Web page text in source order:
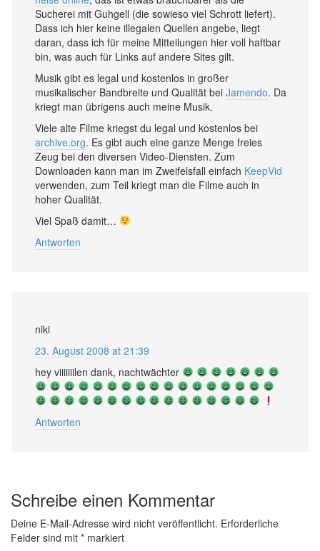
Sucherei mit Guhgell (die sowieso viel Schrott liefert).
Dass ich hier keine illegalen Quellen angebe, liegt
daran, dass ich für meine Mitteilungen hier voll haftbar
bin, was auch für Links auf andere Sites gilt.
Musik gibt es legal und kostenlos in großer
musikalischer Bandbreite und Qualität bei Jamendo. Da
kriegt man übrigens auch meine Musik.
Viele alte Filme kriegst du legal und kostenlos bei
archive.org. Es gibt auch eine ganze Menge freies
Zeug bei den diversen Video-Diensten. Zum
Downloaden kann man im Zweifelsfall einfach KeepVid
verwenden, zum Teil kriegt man die Filme auch in
hoher Qualität.
Viel Spaß damit…
Antworten
niki
23. August 2008 at 21:39
hey viiiiiiilen dank, nachtwächter
Antworten
Schreibe einen Kommentar
Deine E-Mail-Adresse wird nicht veröffentlicht. Erforderliche
Felder sind mit * markiert